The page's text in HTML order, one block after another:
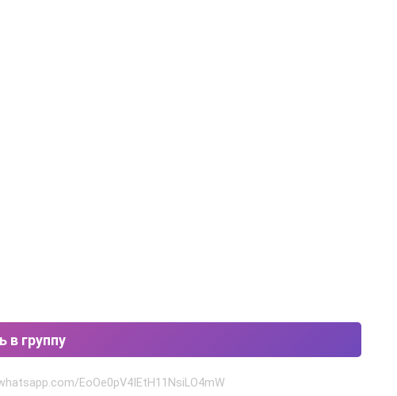
в группу
EoOe0pV4IEtH11NsiLO4mW